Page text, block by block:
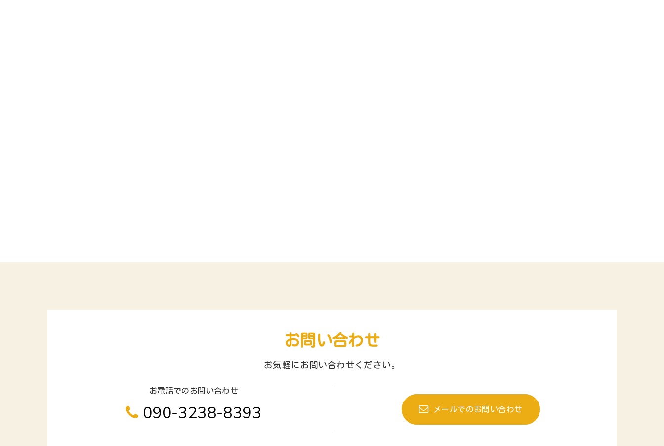
お問い合わせ
お気軽にお問い合わせください。
お電話でのお問い合わせ
090-3238-8393 メールでのお問い合わせ